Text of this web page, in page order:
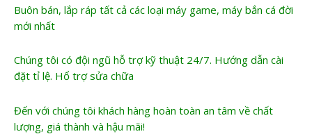
Buôn bán, lắp ráp tất cả các loại máy game, máy bắn cá đời
mới nhất
Chúng tôi có đội ngũ hỗ trợ kỹ thuật 24/7. Hướng dẫn cài
đặt tỉ lệ. Hổ trợ sửa chữa
Đến với chúng tôi khách hàng hoàn toàn an tâm về chất
lượng, giá thành và hậu mãi!